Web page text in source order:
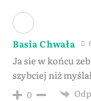
Basia Chwała
Ja sie w końcu
szybciej niż
0